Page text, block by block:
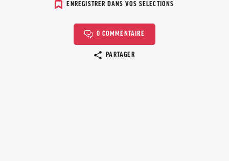
ENREGISTRER DANS VOS SELECTIONS
0 COMMENTAIRE
PARTAGER